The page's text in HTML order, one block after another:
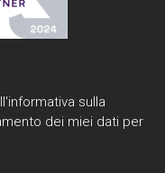
sulla
dei miei dati per